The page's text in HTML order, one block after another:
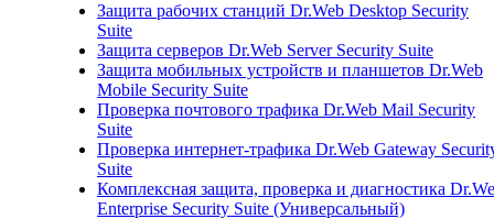
Защита рабочих станций Dr.Web Desktop Security
Suite
Защита серверов Dr.Web Server Security Suite
Защита мобильных устройств и планшетов Dr.Web
Mobile Security Suite
Проверка почтового трафика Dr.Web Mail Security
Suite
Проверка интернет-трафика Dr.Web Gateway
Suite
Комплексная защита, проверка и диагностика
Enterprise Security Suite (Универсальный)